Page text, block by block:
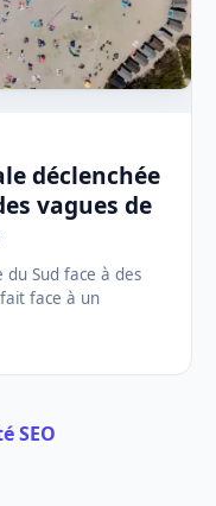
déclenchée
vagues de
Sud face à des
face à un
SEO